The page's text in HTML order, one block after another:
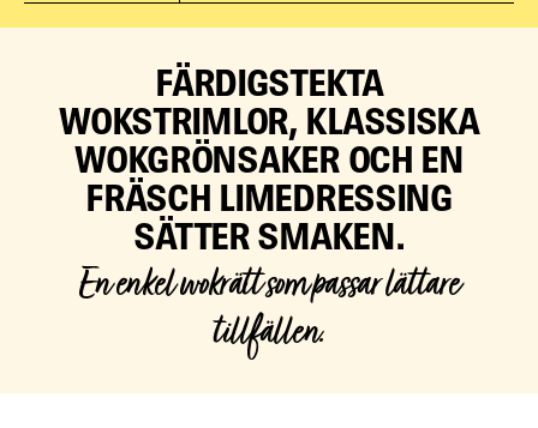
FÄRDIGSTEKTA
WOKSTRIMLOR, KLASSISKA
WOKGRÖNSAKER OCH EN
FRÄSCH LIMEDRESSING
SÄTTER SMAKEN.
En enkel wokrätt som passar lättare
tillfällen.